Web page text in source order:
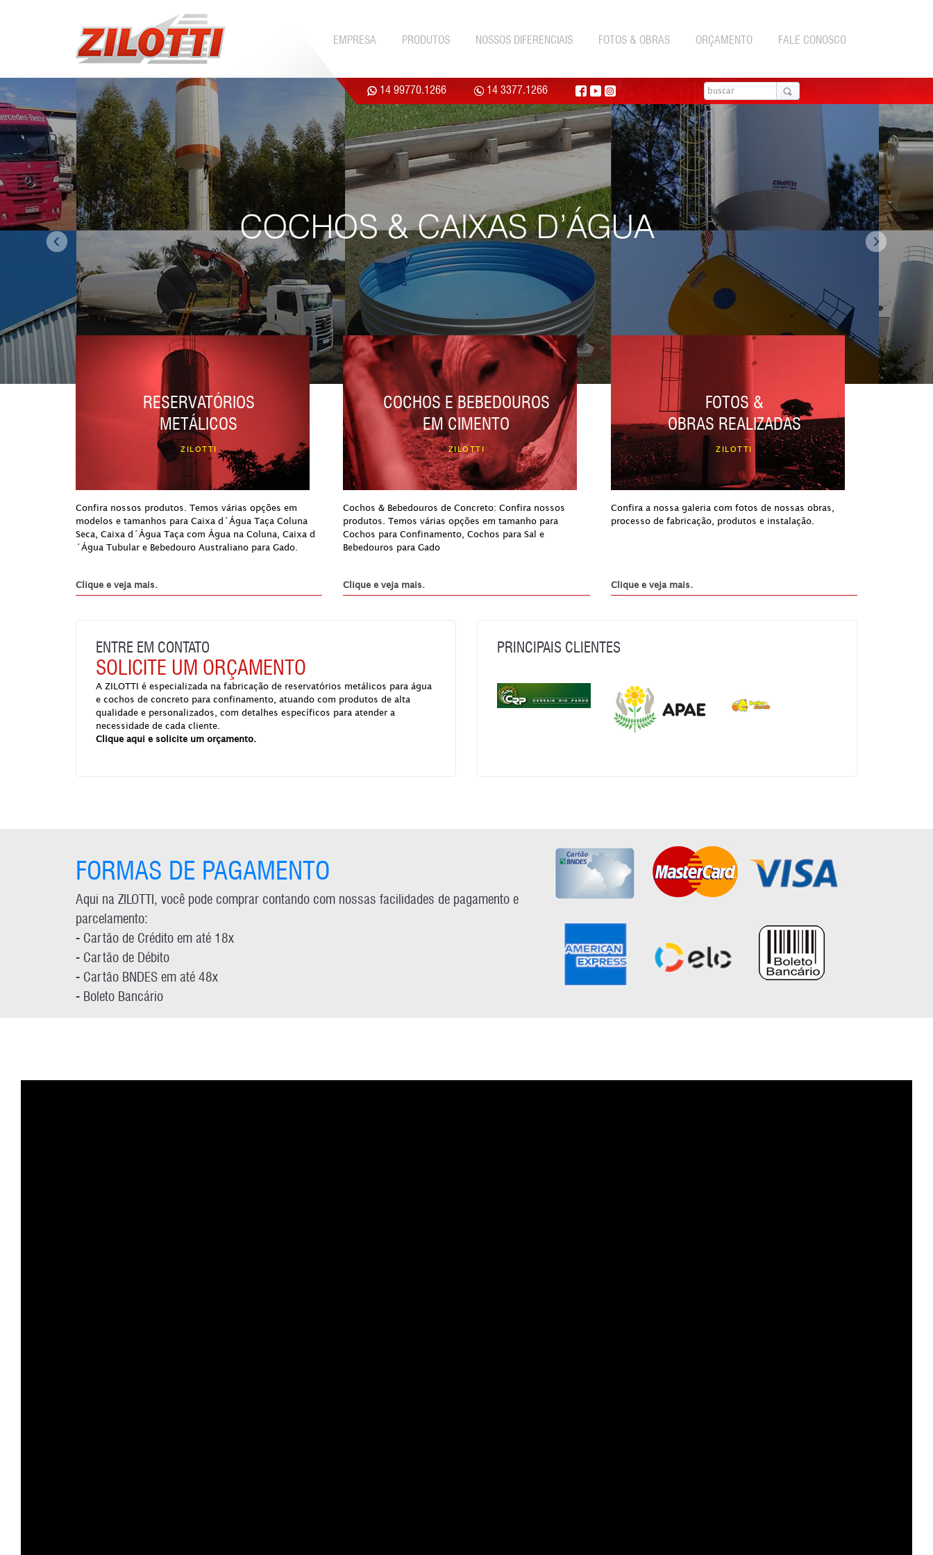
EMPRESA PRODUTOS NOSSOS DIFERENCIAIS FOTOS & OBRAS ORÇAMENTO FALE CONOSCO
14 99770.1266 14 3377.1266
RESERVATÓRIOS
METÁLICOS
ZILOTTI
Confira nossos produtos. Temos várias opções em
modelos e tamanhos para Caixa d´Água Taça Coluna
Seca, Caixa d´Água Taça com Água na Coluna, Caixa d
´Água Tubular e Bebedouro Australiano para Gado.
Clique e veja mais.
COCHOS E BEBEDOUROS
EM CIMENTO
ZILOTTI
Cochos & Bebedouros de Concreto: Confira nossos
produtos. Temos várias opções em tamanho para
Cochos para Confinamento, Cochos para Sal e
Bebedouros para Gado
Clique e veja mais.
FOTOS &
OBRAS REALIZADAS
ZILOTTI
Confira a nossa galeria com fotos de nossas obras,
processo de fabricação, produtos e instalação.
Clique e veja mais.
ENTRE EM CONTATO
SOLICITE UM ORÇAMENTO
A ZILOTTI é especializada na fabricação de reservatórios metálicos para água
e cochos de concreto para confinamento, atuando com produtos de alta
qualidade e personalizados, com detalhes específicos para atender a
necessidade de cada cliente.
Clique aqui e solicite um orçamento.
PRINCIPAIS CLIENTES
FORMAS DE PAGAMENTO
Aqui na ZILOTTI, você pode comprar contando com nossas facilidades de pagamento e
parcelamento:
- Cartão de Crédito em até 18x
- Cartão de Débito
- Cartão BNDES em até 48x
- Boleto Bancário